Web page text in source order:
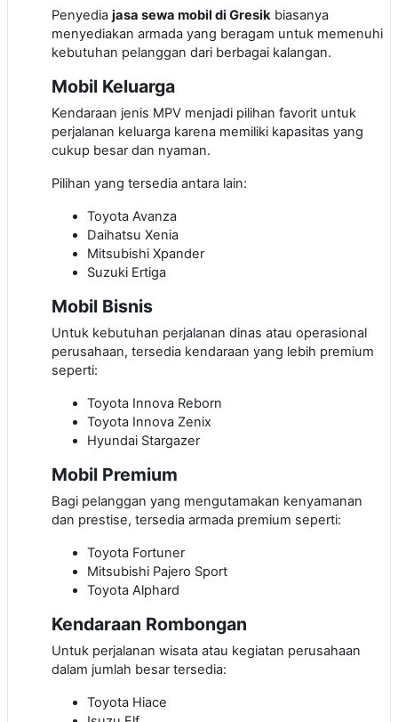
Penyedia jasa sewa mobil di Gresik biasanya
menyediakan armada yang beragam untuk memenuhi
kebutuhan pelanggan dari berbagai kalangan.
Mobil Keluarga
Kendaraan jenis MPV menjadi pilihan favorit untuk
perjalanan keluarga karena memiliki kapasitas yang
cukup besar dan nyaman.
Pilihan yang tersedia antara lain:
Toyota Avanza
Daihatsu Xenia
Mitsubishi Xpander
Suzuki Ertiga
Mobil Bisnis
Untuk kebutuhan perjalanan dinas atau operasional
perusahaan, tersedia kendaraan yang lebih premium
seperti:
Toyota Innova Reborn
Toyota Innova Zenix
Hyundai Stargazer
Mobil Premium
Bagi pelanggan yang mengutamakan kenyamanan
dan prestise, tersedia armada premium seperti:
Toyota Fortuner
Mitsubishi Pajero Sport
Toyota Alphard
Kendaraan Rombongan
Untuk perjalanan wisata atau kegiatan perusahaan
dalam jumlah besar tersedia:
Toyota Hiace